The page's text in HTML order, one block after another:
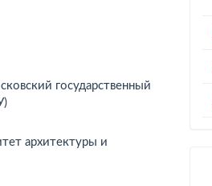
государственный
архитектуры и